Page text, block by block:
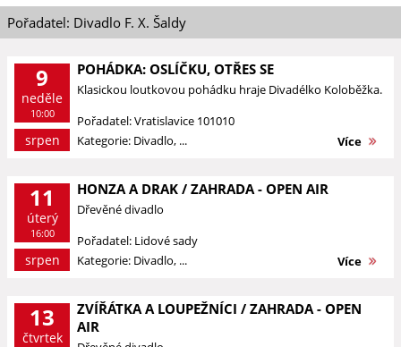
Pořadatel: Divadlo F. X. Šaldy
9
neděle
10:00
srpen
POHÁDKA: OSLÍČKU, OTŘES SE
Klasickou loutkovou pohádku hraje Divadélko Koloběžka.
Pořadatel: Vratislavice 101010
Kategorie: Divadlo, ...
Více
11
úterý
16:00
srpen
HONZA A DRAK / ZAHRADA - OPEN AIR
Dřevěné divadlo
Pořadatel: Lidové sady
Kategorie: Divadlo, ...
Více
13
čtvrtek
ZVÍŘÁTKA A LOUPEŽNÍCI / ZAHRADA - OPEN
AIR